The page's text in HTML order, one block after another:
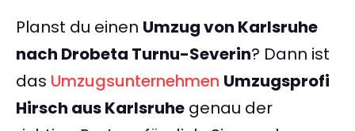
Planst du einen Umzug von Karlsruhe
nach Drobeta Turnu-Severin? Dann ist
das Umzugsunternehmen Umzugsprofi
Hirsch aus Karlsruhe genau der